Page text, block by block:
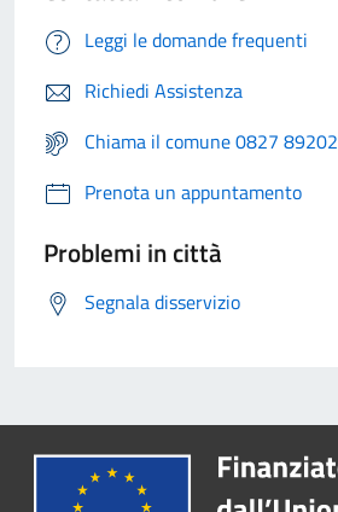
Leggi le domande frequenti
Richiedi Assistenza
Chiama il comune 0827 89202
Prenota un appuntamento
Problemi in città
Segnala disservizio